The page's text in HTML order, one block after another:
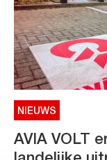
NIEUWS
AVIA VOLT